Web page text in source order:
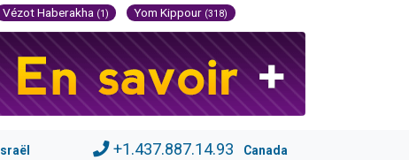
Vézot Haberakha (1) Yom Kippour (318)
Israël +1.437.887.14.93 Canada